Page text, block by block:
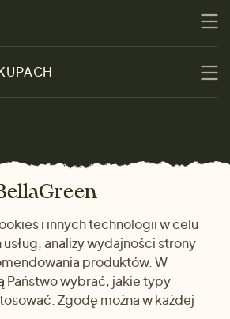
i innych technologii w celu
usług, analizy wydajności strony
produktów. W
Państwo wybrać, jakie typy
Zgodę można w każdej